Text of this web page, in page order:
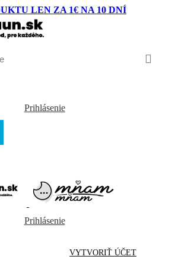
LEN ZA 1€ NA 10 DNÍ
Prihlásenie
Prihlásenie
VYTVORIŤ ÚČET